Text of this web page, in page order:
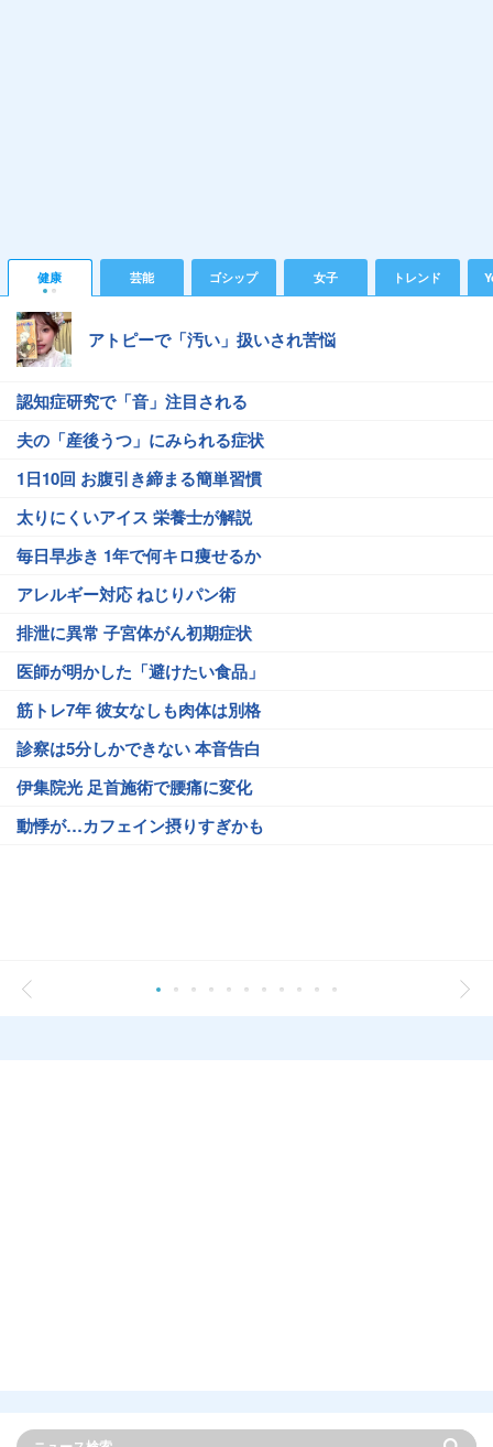
健康 芸能 ゴシップ 女子 トレンド
アトピーで「汚い」扱いされ苦悩
認知症研究で「音」注目される
夫の「産後うつ」にみられる症状
1日10回 お腹引き締まる簡単習慣
太りにくいアイス 栄養士が解説
毎日早歩き 1年で何キロ痩せるか
アレルギー対応 ねじりパン術
排泄に異常 子宮体がん初期症状
医師が明かした「避けたい食品」
筋トレ7年 彼女なしも肉体は別格
診察は5分しかできない 本音告白
伊集院光 足首施術で腰痛に変化
動悸が…カフェイン摂りすぎかも